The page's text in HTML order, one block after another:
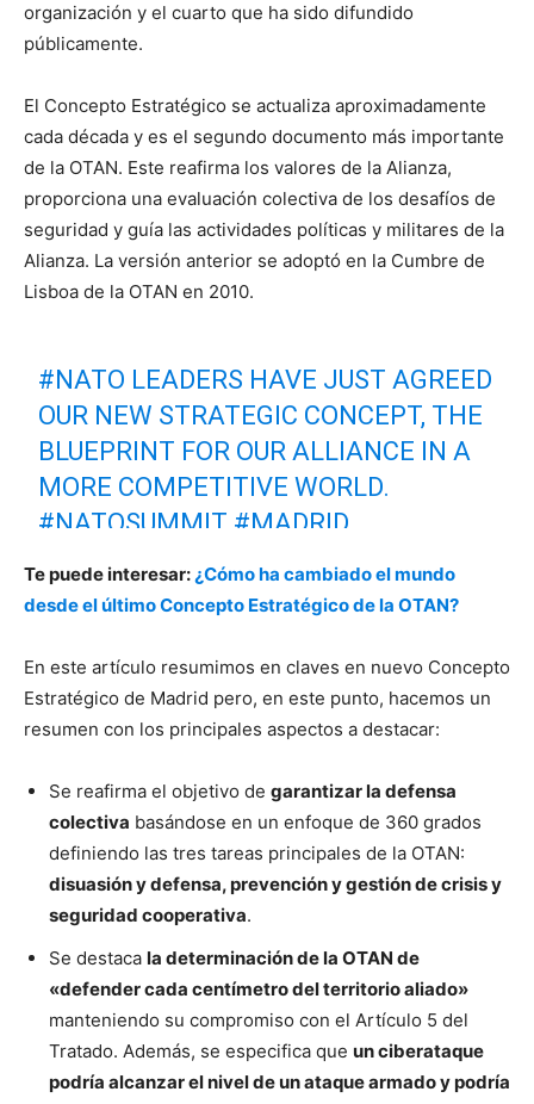
organización y el cuarto que ha sido difundido
públicamente.
El Concepto Estratégico se actualiza aproximadamente
cada década y es el segundo documento más importante
de la OTAN. Este reafirma los valores de la Alianza,
proporciona una evaluación colectiva de los desafíos de
seguridad y guía las actividades políticas y militares de la
Alianza. La versión anterior se adoptó en la Cumbre de
Lisboa de la OTAN en 2010.
#NATO LEADERS HAVE JUST AGREED
OUR NEW STRATEGIC CONCEPT, THE
BLUEPRINT FOR OUR ALLIANCE IN A
MORE COMPETITIVE WORLD.
#NATOSUMMIT #MADRID
HTTPS://T.CO/ASOLKHK5I8
— Jens Stoltenberg (@jensstoltenberg) June 29,
Te puede interesar:¿Cómo ha cambiado el mundo
desde el último Concepto Estratégico de la OTAN?
En este artículo resumimos en claves en nuevo Concepto
Estratégico de Madrid pero, en este punto, hacemos un
resumen con los principales aspectos a destacar:
Se reafirma el objetivo de garantizar la defensa
colectiva basándose en un enfoque de 360 grados
definiendo las tres tareas principales de la OTAN:
disuasión y defensa, prevención y gestión de crisis y
seguridad cooperativa.
Se destaca la determinación de la OTAN de
«defender cada centímetro del territorio aliado»
manteniendo su compromiso con el Artículo 5 del
Tratado. Además, se especifica que un ciberataque
podría alcanzar el nivel de un ataque armado y podría